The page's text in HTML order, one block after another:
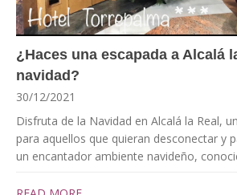
¿Haces una escapada a Alcalá
navidad?
30/12/2021
Disfruta de la Navidad en Alcalá la Real,
para aquellos que quieran desconectar y
un encantador ambiente navideño,